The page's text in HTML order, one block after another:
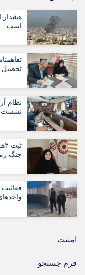
هشدار
است
تحصیل
نظام
نشست
جنگ
امنیت
فرم جستجو